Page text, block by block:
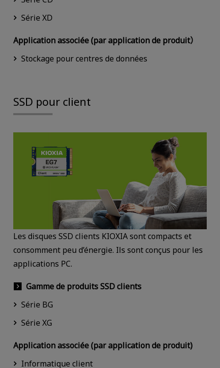
Série XD
Application associée (par application de produit）
Stockage pour centres de données
SSD pour client
Les disques SSD clients KIOXIA sont compacts et
consomment peu d’énergie. Ils sont conçus pour les
applications PC.
Gamme de produits SSD clients
Série BG
Série XG
Application associée (par application de produit)
Informatique client